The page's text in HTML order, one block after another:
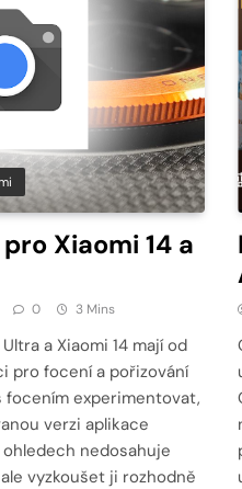
Xiaomi 14 a
0 3 Mins
a Xiaomi 14 mají od
pro focení a pořizování
focením experimentovat,
verzi aplikace
ohledech nedosahuje
vyzkoušet ji rozhodně